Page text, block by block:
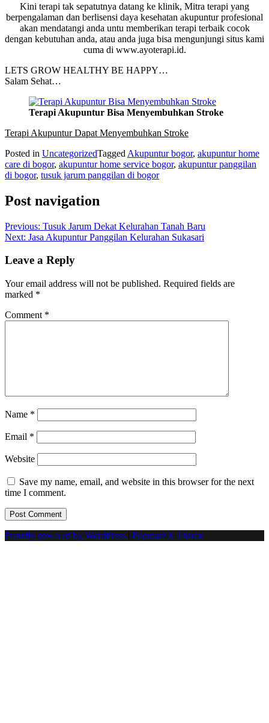
Kini terapi tak sepatutnya datang ke klinik, Mitra terapi yang
berpengalaman dan berlisensi daya kesehatan akupuntur profesional
akan mendatangi anda untu memberikan terapi terbaik cocok
dengan kebutuhan anda, atau anda juga bisa mengunjungi situs kami
cuma di www.ayoterapi.id.
LETS GROW HEALTHY BE HAPPY…
Salam Sehat…
Terapi Akupuntur Bisa Menyembuhkan Stroke
Terapi Akupuntur Dapat Menyembuhkan Stroke
Posted in UncategorizedTagged Akupuntur bogor, akupuntur home
care di bogor, akupuntur home service bogor, akupuntur panggilan
di bogor, tusuk jarum panggilan di bogor
Post navigation
Previous: Tusuk Jarum Dekat Kelurahan Tanah Baru
Next: Jasa Akupuntur Panggilan Kelurahan Sukasari
Leave a Reply
Your email address will not be published. Required fields are
marked *
Comment *
Name *
Email *
Website
Save my name, email, and website in this browser for the next
time I comment.
Proudly powered by WordPress PopularFX Theme